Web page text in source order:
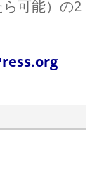
可能）の2